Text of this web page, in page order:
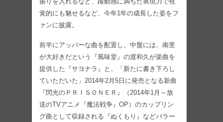
覚的にも魅せるなど、今年1年の成長した姿をフ
ァンに披露。
前半にアッパーな曲を配置し、中盤には、南里
が大好きだという『風味堂』の渡和久が楽曲を
提供した『サヨナラ』と、「新たに書き下ろし
ていただいた」2014年2月5日に発売となる新曲
『閃光のＰＲＩＳＯＮＥＲ』（2014年1月～放
送のTVアニメ『魔法戦争』OP）のカップリン
グ曲として収録される『ぬくもり』などバラー